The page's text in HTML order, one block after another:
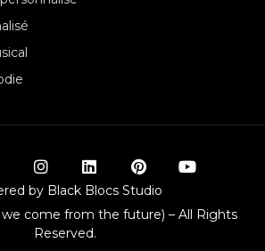
n
s
t
a
g
i
n
k
e
d
i
n
t
e
o
u
by Black Blocs Studio
come from the future) – All Rights
Reserved.